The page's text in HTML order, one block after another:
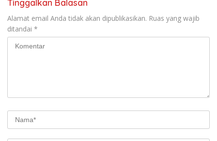
Tinggalkan Balasan
Alamat email Anda tidak akan dipublikasikan. Ruas yang wajib
ditandai *